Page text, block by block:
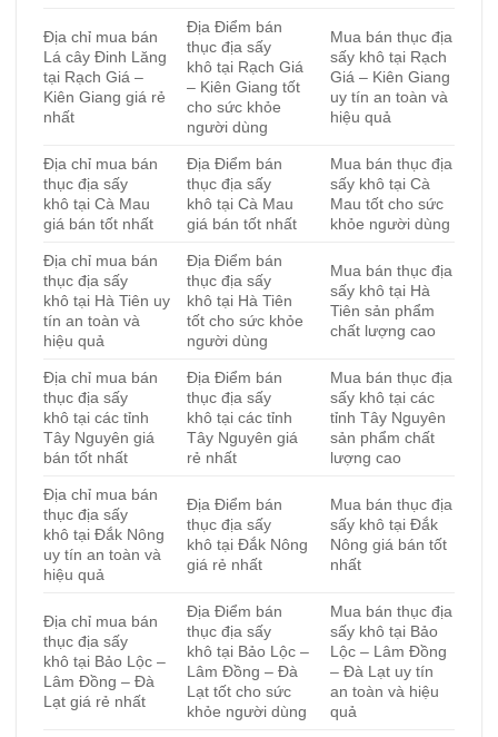
Địa chỉ mua bán
Lá cây Đinh Lăng
tại Rạch Giá –
Kiên Giang giá rẻ
nhất
Địa Điểm bán
thục địa sấy
khô tại Rạch Giá
– Kiên Giang tốt
cho sức khỏe
người dùng
Mua bán thục địa
sấy khô tại Rạch
Giá – Kiên Giang
uy tín an toàn và
hiệu quả
Địa chỉ mua bán
thục địa sấy
khô tại Cà Mau
giá bán tốt nhất
Địa Điểm bán
thục địa sấy
khô tại Cà Mau
giá bán tốt nhất
Mua bán thục địa
sấy khô tại Cà
Mau tốt cho sức
khỏe người dùng
Địa chỉ mua bán
thục địa sấy
khô tại Hà Tiên uy
tín an toàn và
hiệu quả
Địa Điểm bán
thục địa sấy
khô tại Hà Tiên
tốt cho sức khỏe
người dùng
Mua bán thục địa
sấy khô tại Hà
Tiên sản phẩm
chất lượng cao
Địa chỉ mua bán
thục địa sấy
khô tại các tỉnh
Tây Nguyên giá
bán tốt nhất
Địa Điểm bán
thục địa sấy
khô tại các tỉnh
Tây Nguyên giá
rẻ nhất
Mua bán thục địa
sấy khô tại các
tỉnh Tây Nguyên
sản phẩm chất
lượng cao
Địa chỉ mua bán
thục địa sấy
khô tại Đắk Nông
uy tín an toàn và
hiệu quả
Địa Điểm bán
thục địa sấy
khô tại Đắk Nông
giá rẻ nhất
Mua bán thục địa
sấy khô tại Đắk
Nông giá bán tốt
nhất
Địa chỉ mua bán
thục địa sấy
khô tại Bảo Lộc –
Lâm Đồng – Đà
Lạt giá rẻ nhất
Địa Điểm bán
thục địa sấy
khô tại Bảo Lộc –
Lâm Đồng – Đà
Lạt tốt cho sức
khỏe người dùng
Mua bán thục địa
sấy khô tại Bảo
Lộc – Lâm Đồng
– Đà Lạt uy tín
an toàn và hiệu
quả